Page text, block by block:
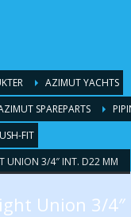
AZIMUT YACHTS
SPAREPARTS
FIT
UNION 3/4″ INT. D22 MM
Union 3/